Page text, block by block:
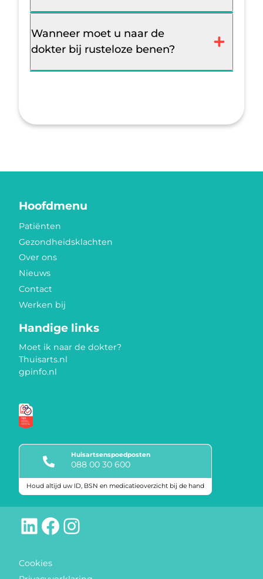
Wanneer moet u naar de
dokter bij rusteloze benen?
Hoofdmenu
Patiënten
Gezondheidsklachten
Over ons
Nieuws
Contact
Werken bij
Handige links
Moet ik naar de dokter?
Thuisarts.nl
gpinfo.nl
Huisartsenspoedposten
088 00 30 600
Houd altijd uw ID, BSN en medicatieoverzicht bij de hand
LinkedIn
Facebook
Instagram
Cookies